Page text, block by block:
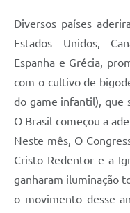
Diversos países
Estados Unidos,
Espanha e Grécia,
com o cultivo de
do game infantil), que
O Brasil começou a
Neste mês, O
Cristo Redentor e a
ganharam iluminação
o movimento desse